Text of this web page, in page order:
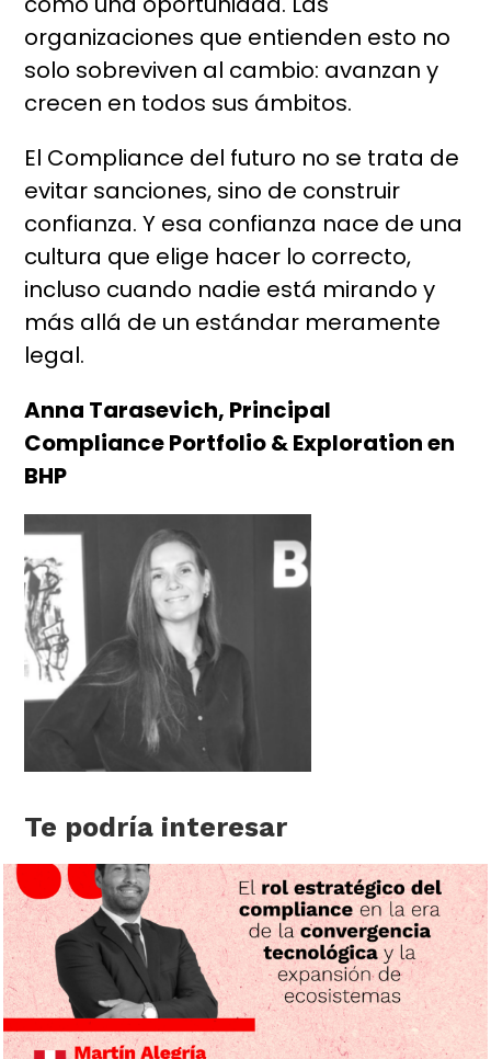
organizaciones que entienden esto no
solo sobreviven al cambio: avanzan y
crecen en todos sus ámbitos.
El Compliance del futuro no se trata de
evitar sanciones, sino de construir
confianza. Y esa confianza nace de una
cultura que elige hacer lo correcto,
incluso cuando nadie está mirando y
más allá de un estándar meramente
legal.
Anna Tarasevich, Principal
Compliance Portfolio & Exploration en
BHP
Te podría interesar